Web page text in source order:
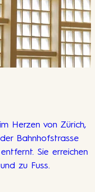
Herzen von Zürich,
Bahnhofstrasse
Sie erreichen
zu Fuss.